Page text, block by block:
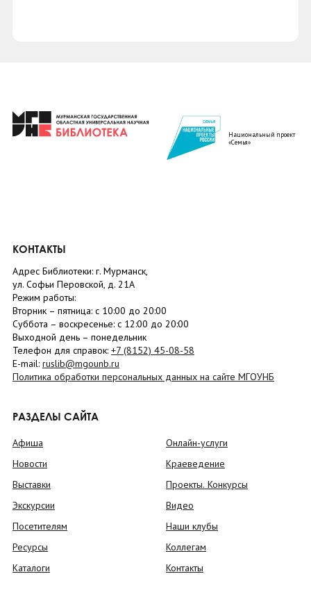
Национальный проект
«Семья»
КОНТАКТЫ
Адрес Библиотеки: г. Мурманск,
ул. Софьи Перовской, д. 21А
Режим работы:
Вторник – пятница: с 10:00 до 20:00
Суббота – воскресенье: c 12:00 до 20:00
Выходной день – понедельник
Телефон для справок: +7 (8152) 45-08-58
E-mail: ruslib@mgounb.ru
Политика обработки персональных данных на сайте МГОУНБ
РАЗДЕЛЫ САЙТА
Афиша
Новости
Выставки
Экскурсии
Посетителям
Ресурсы
Каталоги
Онлайн-услуги
Краеведение
Проекты. Конкурсы
Видео
Наши клубы
Коллегам
Контакты